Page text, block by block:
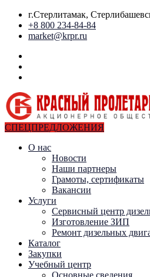
г.Стерлитамак,
+8 800 234-84-84
market@krpr.ru
СПЕЦПРЕДЛОЖЕНИЯ
О нас
Новости
Наши партнеры
Грамоты, сертификаты
Вакансии
Услуги
Сервисный центр
Изготовление ЗИП
Ремонт дизельных
Каталог
Закупки
Учебный центр
Основные сведения